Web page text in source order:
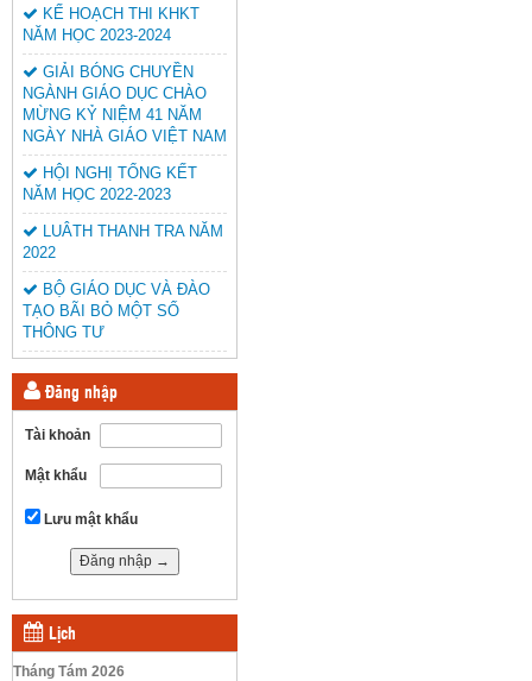
KẾ HOẠCH THI KHKT
NĂM HỌC 2023-2024
GIẢI BÓNG CHUYỀN
NGÀNH GIÁO DỤC CHÀO
MỪNG KỶ NIỆM 41 NĂM
NGÀY NHÀ GIÁO VIỆT NAM
HỘI NGHỊ TỔNG KẾT
NĂM HỌC 2022-2023
LUÂTH THANH TRA NĂM
2022
BỘ GIÁO DỤC VÀ ĐÀO
TẠO BÃI BỎ MỘT SỐ
THÔNG TƯ
Đăng nhập
Tài khoản
Mật khẩu
Lưu mật khẩu
Lịch
Tháng Tám 2026